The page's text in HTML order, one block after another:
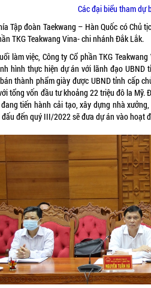
Các đại biểu tham dự
Tập đoàn Taekwang – Hàn Quốc có Chủ
TKG Teakwang Vina- chi nhánh Đắk Lắk.
làm việc, Công ty Cổ phần TKG
hình thực hiện dự án với lãnh đạo UBND
thành phẩm giày được UBND tỉnh cấp
tổng vốn đầu tư khoảng 22 triệu đô la Mỹ.
tiến hành cải tạo, xây dựng nhà
đến quý III/2022 sẽ đưa dự án vào hoạt